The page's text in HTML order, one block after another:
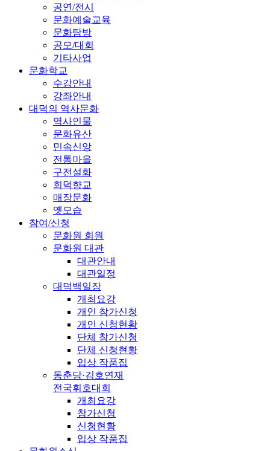
공연/전시
문화예술교육
문화탐방
공모/대회
기타사업
문화학교
수강안내
강좌안내
대덕의 역사문화
역사인물
문화유산
민속신앙
전통마을
구전설화
회덕향교
매장문화
옛모습
참여/신청
문화원 회원
문화원 대관
대관안내
대관일정
대덕백일장
개최요강
개인 참가신청
개인 신청현황
단체 참가신청
단체 신청현황
입상 작품집
동춘당·김호연재
전국휘호대회
개최요강
참가신청
신청현황
입상 작품집